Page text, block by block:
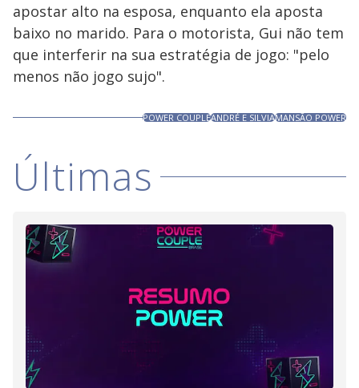
apostar alto na esposa, enquanto ela aposta
baixo no marido. Para o motorista, Gui não tem
que interferir na sua estratégia de jogo: "pelo
menos não jogo sujo".
POWER COUPLEANDRÉ E SILVIAMANSÃO POWER
Últimas